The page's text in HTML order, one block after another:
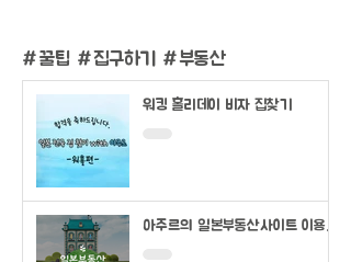
#꿀팁 #집구하기 #부동산
워킹 홀리데이 비자 집찾기
아주르의 일본부동산사이트 이용법